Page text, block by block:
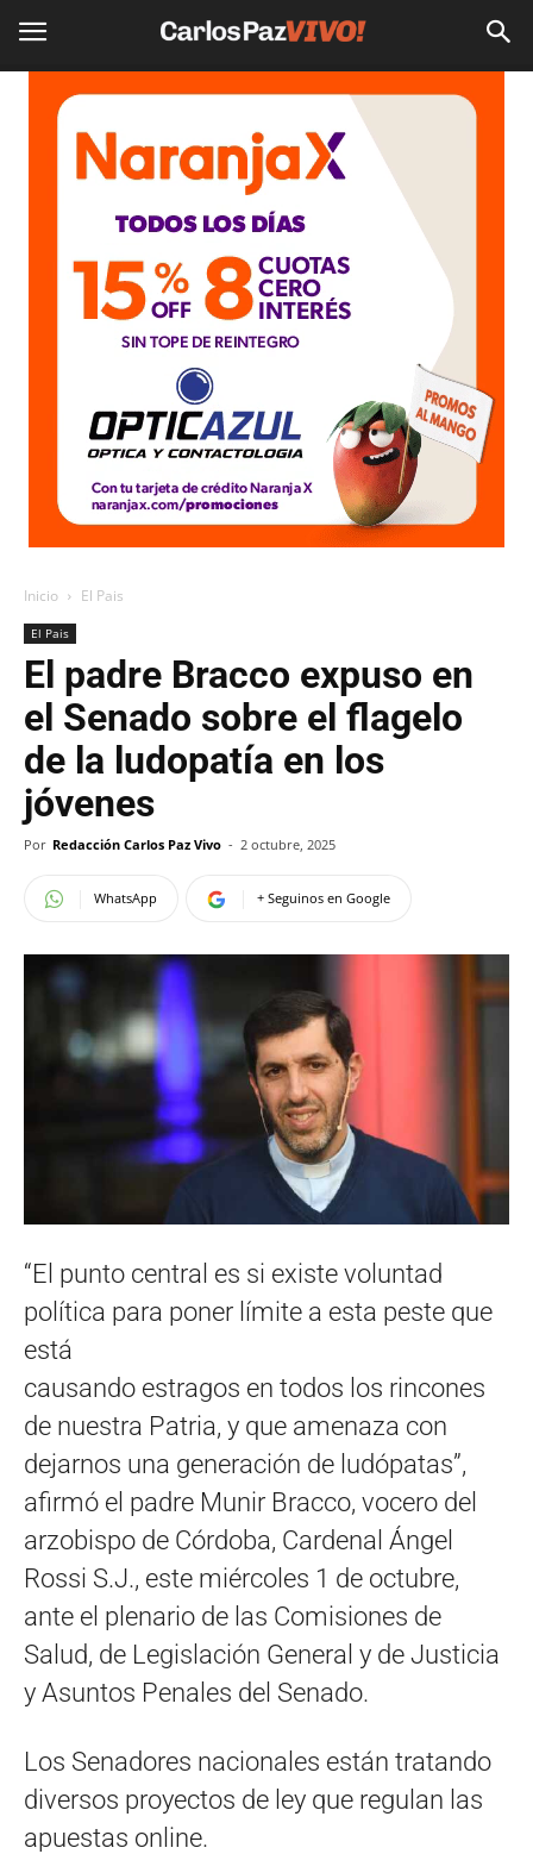
Inicio El Pais
El Pais
El padre Bracco expuso en
el Senado sobre el flagelo
de la ludopatía en los
jóvenes
Por Redacción Carlos Paz Vivo - 2 octubre, 2025
WhatsApp + Seguinos en Google
“El punto central es si existe voluntad
política para poner límite a esta peste que
está
causando estragos en todos los rincones
de nuestra Patria, y que amenaza con
dejarnos una generación de ludópatas”,
afirmó el padre Munir Bracco, vocero del
arzobispo de Córdoba, Cardenal Ángel
Rossi S.J., este miércoles 1 de octubre,
ante el plenario de las Comisiones de
Salud, de Legislación General y de Justicia
y Asuntos Penales del Senado.
Los Senadores nacionales están tratando
diversos proyectos de ley que regulan las
apuestas online.